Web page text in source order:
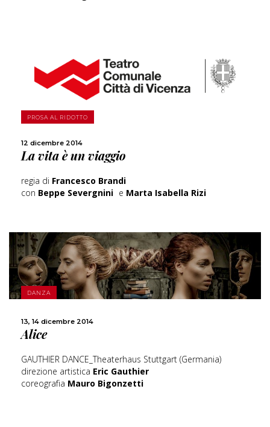
PROSA AL RIDOTTO
12 dicembre 2014
La vita è un viaggio
regia di Francesco Brandi
con Beppe Severgnini e Marta Isabella Rizi
DANZA
13, 14 dicembre 2014
Alice
GAUTHIER DANCE_Theaterhaus Stuttgart (Germania)
direzione artistica Eric Gauthier
coreografia Mauro Bigonzetti
SCOPRI DI PIÙ